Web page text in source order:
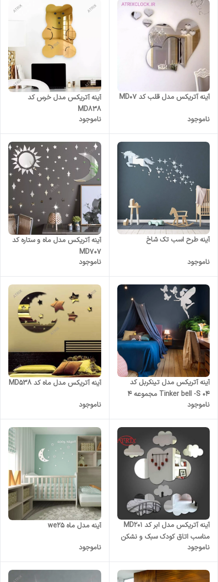
آینه آتریکس مدل قلب کد MD07
ناموجود
آینه آتریکس مدل خرس کد
MD838
ناموجود
آینه طرح اسب تک شاخ
ناموجود
آینه آتریکس مدل ماه و ستاره کد
MD707
ناموجود
آینه آتریکس مدل تینکربل کد
Tinker bell -S 04 مجموعه 4
عددی
ناموجود
آینه آتریکس مدل ماه کد MD538
ناموجود
آینه آتریکس مدل ابر کد MD201
مناسب اتاق کودک سبک و نشکن
ناموجود
آینه مدل ماه we25
ناموجود